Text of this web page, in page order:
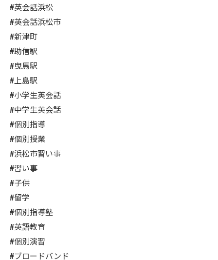
#英会話浜松
#英会話浜松市
#新津町
#助信駅
#曳馬駅
#上島駅
#小学生英会話
#中学生英会話
#個別指導
#個別授業
#浜松市習い事
#習い事
#子供
#留学
#個別指導塾
#英語教育
#個別演習
#ブロードバンド